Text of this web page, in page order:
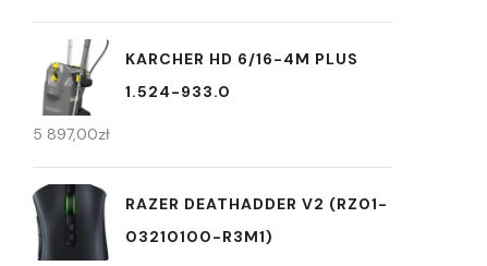
KARCHER HD 6/16-4M PLUS
1.524-933.0
5 897,00zł
RAZER DEATHADDER V2 (RZ01-
03210100-R3M1)